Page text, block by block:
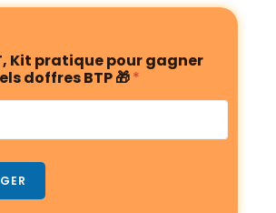
Kit pratique pour gagner
doffres BTP 🎁*